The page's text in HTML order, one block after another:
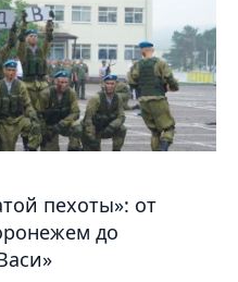
пехоты»: от
до